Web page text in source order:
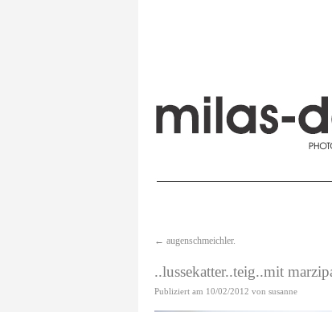
← augenschmeichler.
..lussekatter..teig..mit
Publiziert am 10/02/2012 von susanne